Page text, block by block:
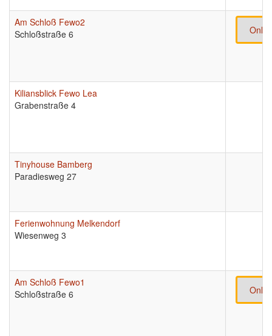
Am Schloß Fewo2
Schloßstraße 6
Kiliansblick Fewo Lea
Grabenstraße 4
Tinyhouse Bamberg
Paradiesweg 27
Ferienwohnung Melkendorf
Wiesenweg 3
Am Schloß Fewo1
Schloßstraße 6